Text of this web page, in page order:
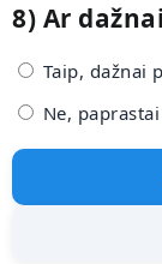
8) Ar
Taip, dažnai
Ne,